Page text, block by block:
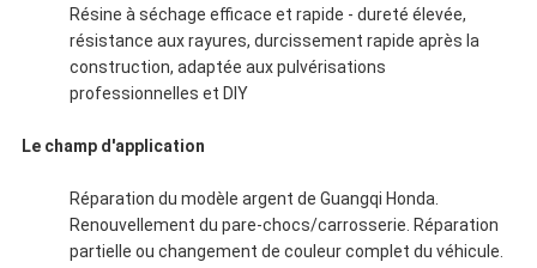
Résine à séchage efficace et rapide - dureté élevée,
résistance aux rayures, durcissement rapide après la
construction, adaptée aux pulvérisations
professionnelles et DIY
Le champ d'application
Réparation du modèle argent de Guangqi Honda.
Renouvellement du pare-chocs/carrosserie. Réparation
partielle ou changement de couleur complet du véhicule.